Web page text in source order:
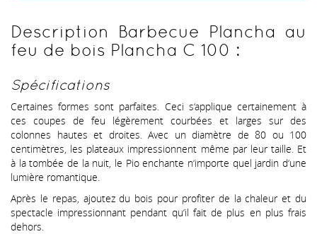
Description Barbecue Plancha au
feu de bois Plancha C 100 :
Spécifications
Certaines formes sont parfaites. Ceci s‘applique certainement à
ces coupes de feu légèrement courbées et larges sur des
colonnes hautes et droites. Avec un diamètre de 80 ou 100
centimètres, les plateaux impressionnent même par leur taille. Et
à la tombée de la nuit, le Pio enchante n‘importe quel jardin d‘une
lumière romantique.
Après le repas, ajoutez du bois pour profiter de la chaleur et du
spectacle impressionnant pendant qu‘il fait de plus en plus frais
dehors.